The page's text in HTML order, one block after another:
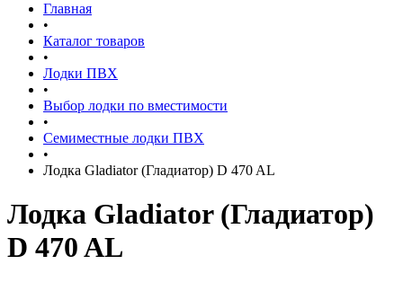
Главная
•
Каталог товаров
•
Лодки ПВХ
•
Выбор лодки по вместимости
•
Семиместные лодки ПВХ
•
Лодка Gladiator (Гладиатор) D 470 AL
Лодка Gladiator (Гладиатор)
D 470 AL